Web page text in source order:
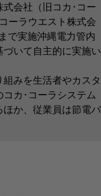
会社（旧コカ･コー
ーラウエスト株式会
で実施沖縄電力管内
いて自主的に実施い
みを生活者やカスタ
カ･コーラシステム
か、従業員は節電バ